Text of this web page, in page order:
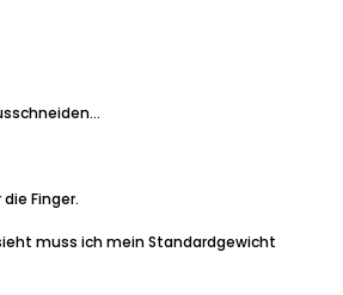
Finger.
muss ich mein Standardgewicht